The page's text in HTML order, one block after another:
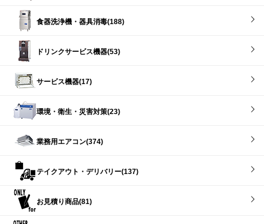
食器洗浄機・器具消毒(188)
ドリンクサービス機器(53)
サービス機器(17)
環境・衛生・災害対策(23)
業務用エアコン(374)
テイクアウト・デリバリー(137)
お見積り商品(81)